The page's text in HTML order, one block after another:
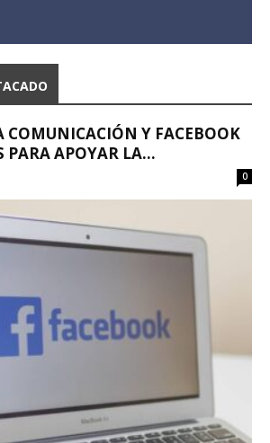
COMUNICACIÓN Y FACEBOOK
PARA APOYAR LA...
0